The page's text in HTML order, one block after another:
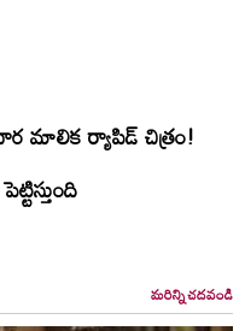
మాలిక ర్యాపిడ్ చిత్రం!
మరిన్ని చదవండి